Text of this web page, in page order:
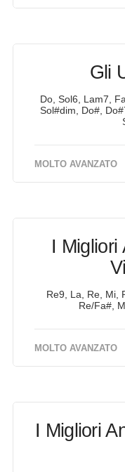
Gli
Do, Sol6, Lam7,
Sol#dim, Do#,
MOLTO AVANZATO
I Migliori
Re9, La, Re, Mi,
Re/Fa#,
MOLTO AVANZATO
I Migliori